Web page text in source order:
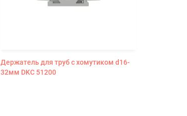
Держатель для труб с хомутиком d16-
32мм DKC 51200